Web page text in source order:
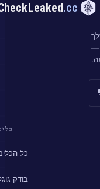
CheckLeaked.cc
כלים
כל הכלים
בודק גוגל